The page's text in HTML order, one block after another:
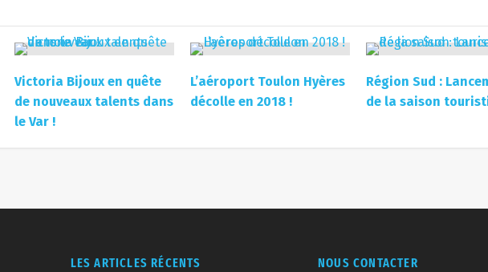
Victoria Bijoux en quête
de nouveaux talents dans
le Var !
L’aéroport Toulon Hyères
décolle en 2018 !
Région Sud :
de la saison
LES ARTICLES RÉCENTS NOUS CONTACTER